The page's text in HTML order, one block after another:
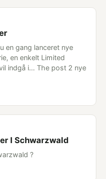
en gang lanceret nye
en enkelt Limited
indgå i... The post 2 nye
I Schwarzwald
?